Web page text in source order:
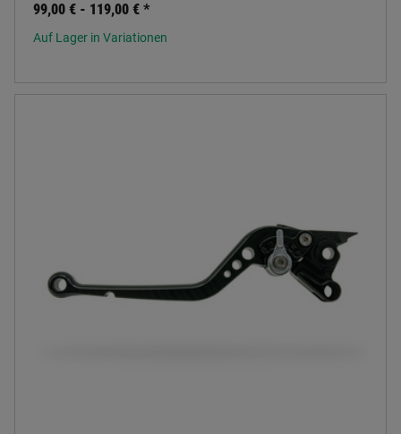
99,00 € - 119,00 € *
Auf Lager in Variationen